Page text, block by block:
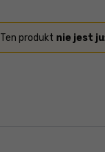
Ten produkt nie jest